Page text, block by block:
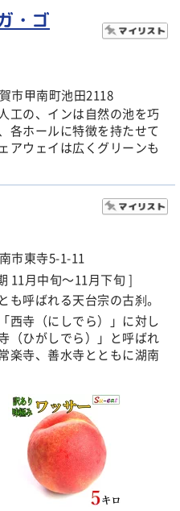
・ゴ
市甲南町池田2118
工の、インは自然の池を巧
各ホールに特徴を持たせて
アウェイは広くグリーンも
市東寺5-1-11
11月中旬～11月下旬 ]
も呼ばれる天台宗の古刹。
西寺（にしでら）」に対し
（ひがしでら）」と呼ばれ
楽寺、善水寺とともに湖南